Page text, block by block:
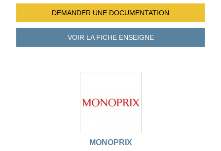
DEMANDER UNE DOCUMENTATION
VOIR LA FICHEENSEIGNE
MONOPRIX